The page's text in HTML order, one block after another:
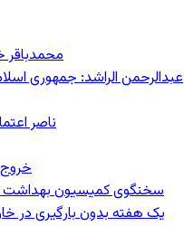
محمدباقر
عبدالرحمن الراشد: جمهوری
ناصر
خروج
سخنگوی کمیسیون بهداشت مجلس: حذف ارز دارو
یک هفته بدون بارگیری در